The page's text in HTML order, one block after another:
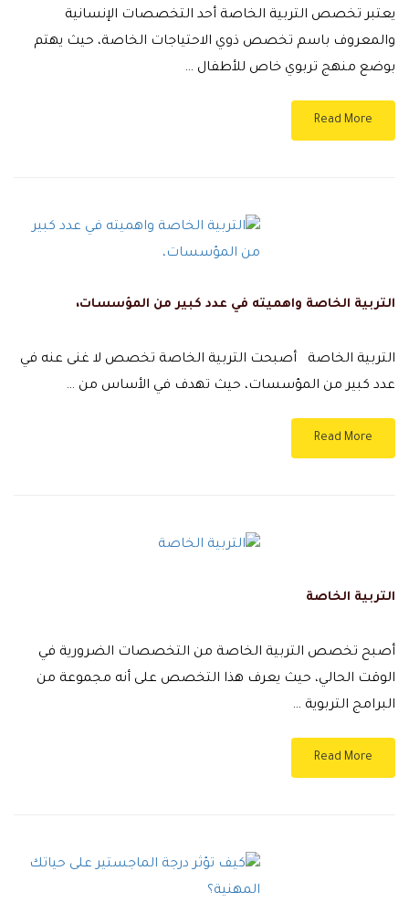
يعتبر تخصص التربية الخاصة أحد التخصصات الإنسانية
والمعروف باسم تخصص ذوي الاحتياجات الخاصة، حيث يهتم
بوضع منهج تربوي خاص للأطفال …
Read More
التربية الخاصة واهميته في عدد كبير من المؤسسات،
التربية الخاصة أصبحت التربية الخاصة تخصص لا غنى عنه في
عدد كبير من المؤسسات، حيث تهدف في الأساس من …
Read More
التربية الخاصة
أصبح تخصص التربية الخاصة من التخصصات الضرورية في
الوقت الحالي، حيث يعرف هذا التخصص على أنه مجموعة من
البرامج التربوية …
Read More